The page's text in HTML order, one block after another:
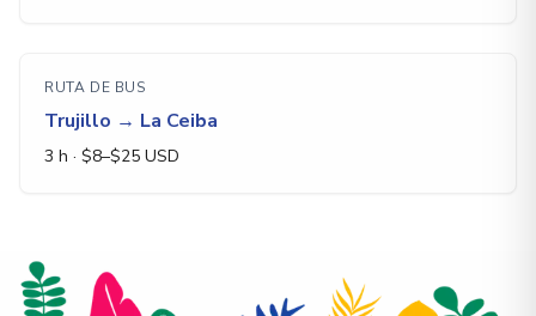
RUTA DE BUS
Trujillo → La Ceiba
3 h · $8–$25 USD